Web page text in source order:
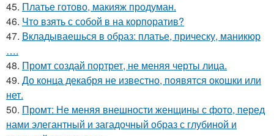
45. Платье готово, макияж продуман.
46. Что взять с собой в на корпоратив?
47. Вкладываешься в образ: платье, прическу, маникюр
….
48. Промт создай портрет, не меняя черты лица.
49. До конца декабря не известно, появятся окошки или
нет.
50. Промт: Не меняя внешности женщины с фото, перед
нами элегантный и загадочный образ с глубиной и